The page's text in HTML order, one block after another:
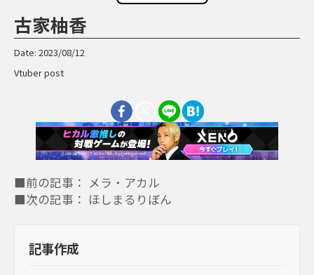
古家柚香
Date: 2023/08/12
Vtuber post
■前の記事： メラ・アカル
■次の記事： ほしまるりぼん
記事作成